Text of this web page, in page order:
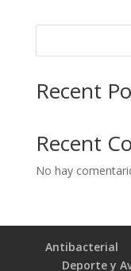
Recent
Recent
No hay
Antibacterial
Deporte y